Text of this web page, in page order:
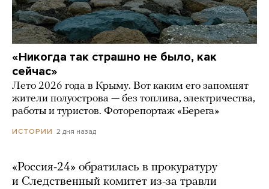
«Никогда так страшно не было, как
сейчас»
Лето 2026 года в Крыму. Вот каким его запомнят
жители полуострова — без топлива, электричества,
работы и туристов. Фоторепортаж «Берега»
ИСТОРИИ 2 дня назад
«Россия-24» обратилась в прокуратуру
и Следственный комитет из-за травли